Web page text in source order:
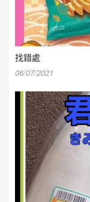
找錯處
06/07/2021